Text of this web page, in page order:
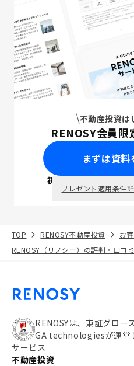
不動産投資は
RENOSY会員限
まずは資
初回面談で
プレゼント適用条件
TOP RENOSY不動産投資
お
RENOSY（リノシー）の評判・口コミ
RENOSYは、東証グロー
GA technologiesが運営
サービス
不動産投資